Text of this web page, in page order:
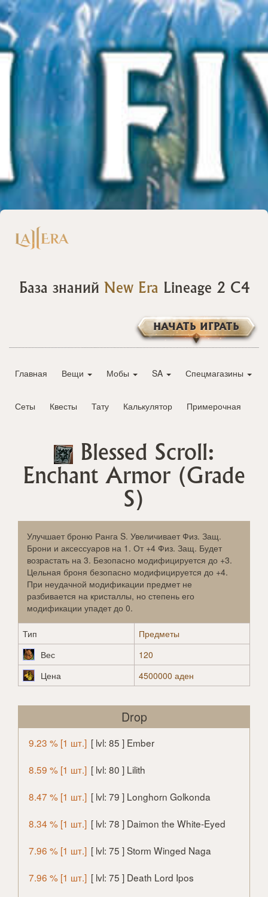
База знаний New Era Lineage 2 C4
НАЧАТЬ ИГРАТЬ
Главная Вещи Мобы SA Спецмагазины
Сеты Квесты Тату Калькулятор Примерочная
Blessed Scroll:
Enchant Armor (Grade
S)
Улучшает броню Ранга S. Увеличивает Физ. Защ.
Брони и аксессуаров на 1. От +4 Физ. Защ. Будет
возрастать на 3. Безопасно модифицируется до +3.
Цельная броня безопасно модифицируется до +4.
При неудачной модификации предмет не
разбивается на кристаллы, но степень его
модификации упадет до 0.
Тип
Предметы
Вес
120
Цена
4500000 аден
Drop
9.23 % [1 шт.] [ lvl: 85 ] Ember
8.59 % [1 шт.] [ lvl: 80 ] Lilith
8.47 % [1 шт.] [ lvl: 79 ] Longhorn Golkonda
8.34 % [1 шт.] [ lvl: 78 ] Daimon the White-Eyed
7.96 % [1 шт.] [ lvl: 75 ] Storm Winged Naga
7.96 % [1 шт.] [ lvl: 75 ] Death Lord Ipos